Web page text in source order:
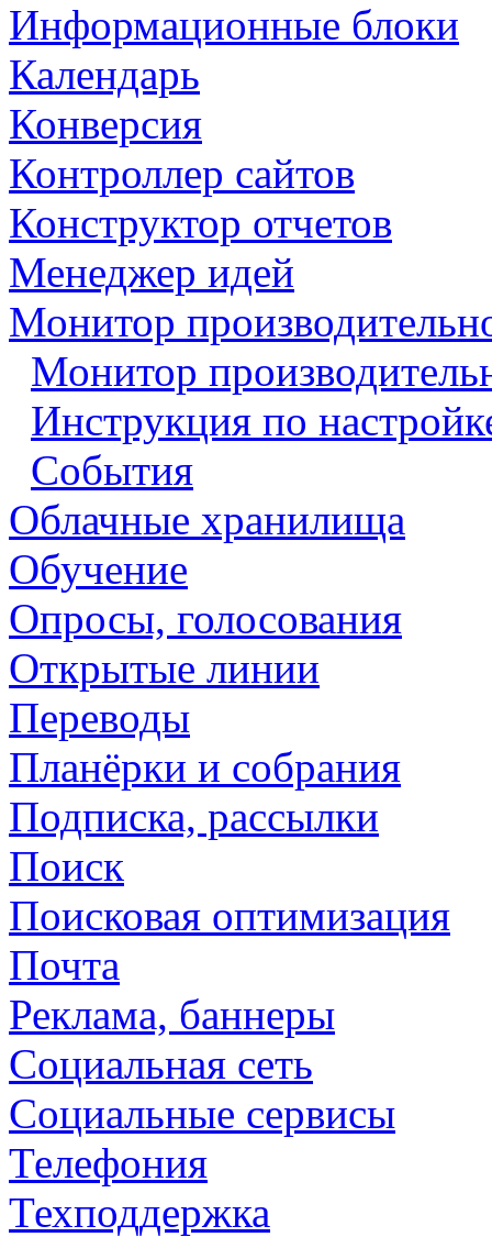
Информационные блоки
Календарь
Конверсия
Контроллер сайтов
Конструктор отчетов
Менеджер идей
Монитор
Монитор
Инструкция по
События
Облачные хранилища
Обучение
Опросы, голосования
Открытые линии
Переводы
Планёрки и собрания
Подписка, рассылки
Поиск
Поисковая оптимизация
Почта
Реклама, баннеры
Социальная сеть
Социальные сервисы
Телефония
Техподдержка